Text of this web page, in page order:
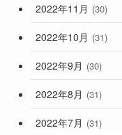
2022年11月 (30)
2022年10月 (31)
2022年9月 (30)
2022年8月 (31)
2022年7月 (31)